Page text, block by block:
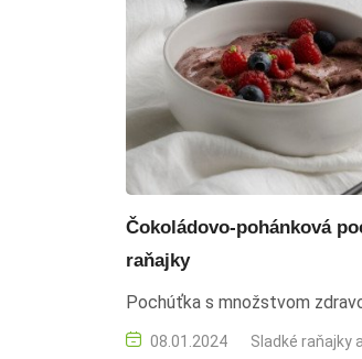
Čokoládovo-pohánková
raňajky
Pochúťka s množstvom
08.01.2024 Sladké raňajky